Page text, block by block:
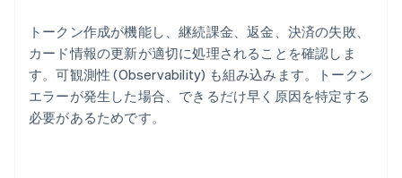
トークン作成が機能し、継続課金、返金、決済の失敗、
カード情報の更新が適切に処理されることを確認しま
す。可観測性 (Observability) も組み込みます。トークン
エラーが発生した場合、できるだけ早く原因を特定する
必要があるためです。